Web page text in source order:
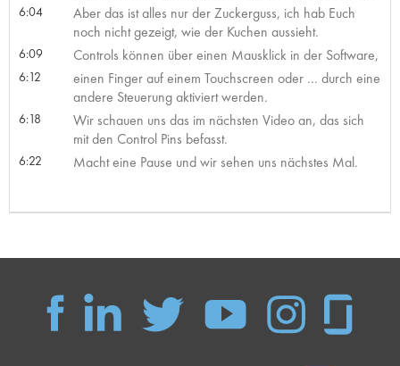
6:04
Aber das ist alles nur der Zuckerguss, ich hab Euch
noch nicht gezeigt, wie der Kuchen aussieht.
6:09 Controls können über einen Mausklick in der Software,
6:12
einen Finger auf einem Touchscreen oder ... durch eine
andere Steuerung aktiviert werden.
6:18
Wir schauen uns das im nächsten Video an, das sich
mit den Control Pins befasst.
6:22 Macht eine Pause und wir sehen uns nächstes Mal.